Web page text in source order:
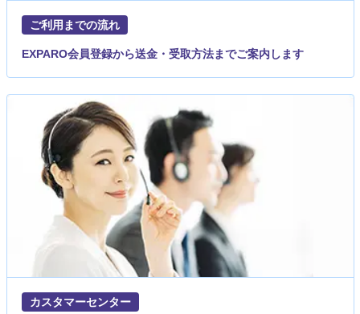
ご利用までの流れ
EXPARO会員登録から送金・受取方法までご案内します
カスタマーセンター